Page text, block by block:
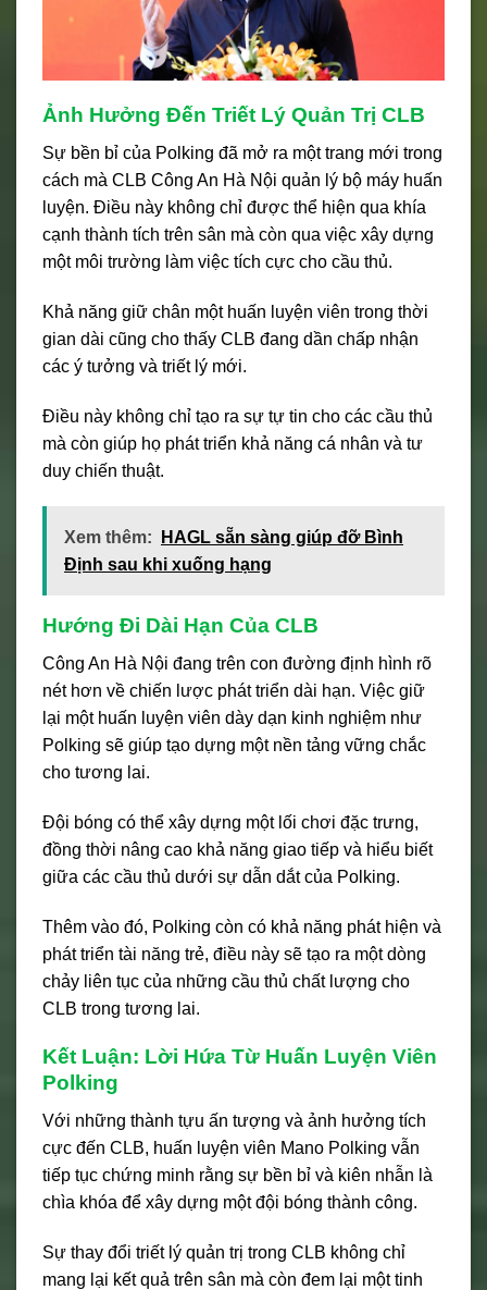
Ảnh Hưởng Đến Triết Lý Quản Trị CLB
Sự bền bỉ của Polking đã mở ra một trang mới trong
cách mà CLB Công An Hà Nội quản lý bộ máy huấn
luyện. Điều này không chỉ được thể hiện qua khía
cạnh thành tích trên sân mà còn qua việc xây dựng
một môi trường làm việc tích cực cho cầu thủ.
Khả năng giữ chân một huấn luyện viên trong thời
gian dài cũng cho thấy CLB đang dần chấp nhận
các ý tưởng và triết lý mới.
Điều này không chỉ tạo ra sự tự tin cho các cầu thủ
mà còn giúp họ phát triển khả năng cá nhân và tư
duy chiến thuật.
Xem thêm:
HAGL sẵn sàng giúp đỡ Bình
Định sau khi xuống hạng
Hướng Đi Dài Hạn Của CLB
Công An Hà Nội đang trên con đường định hình rõ
nét hơn về chiến lược phát triển dài hạn. Việc giữ
lại một huấn luyện viên dày dạn kinh nghiệm như
Polking sẽ giúp tạo dựng một nền tảng vững chắc
cho tương lai.
Đội bóng có thể xây dựng một lối chơi đặc trưng,
đồng thời nâng cao khả năng giao tiếp và hiểu biết
giữa các cầu thủ dưới sự dẫn dắt của Polking.
Thêm vào đó, Polking còn có khả năng phát hiện và
phát triển tài năng trẻ, điều này sẽ tạo ra một dòng
chảy liên tục của những cầu thủ chất lượng cho
CLB trong tương lai.
Kết Luận: Lời Hứa Từ Huấn Luyện Viên
Polking
Với những thành tựu ấn tượng và ảnh hưởng tích
cực đến CLB, huấn luyện viên Mano Polking vẫn
tiếp tục chứng minh rằng sự bền bỉ và kiên nhẫn là
chìa khóa để xây dựng một đội bóng thành công.
Sự thay đổi triết lý quản trị trong CLB không chỉ
mang lại kết quả trên sân mà còn đem lại một tinh